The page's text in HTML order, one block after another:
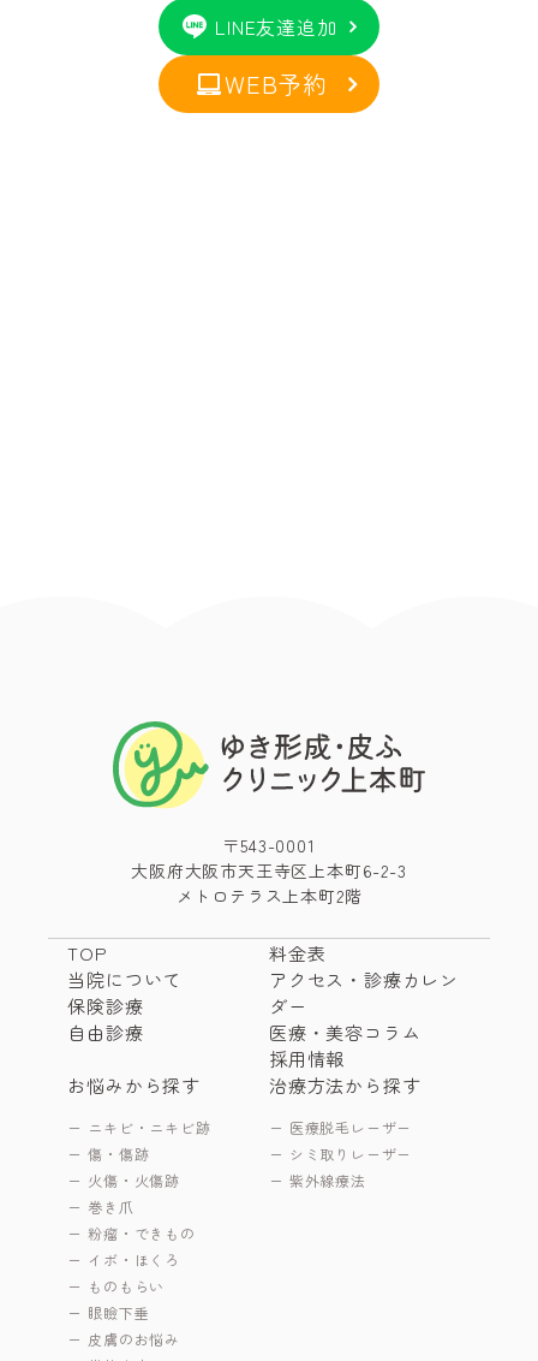
LINE友達追加
WEB予約
〒543-0001
大阪府大阪市天王寺区上本町6-2-3
メトロテラス上本町2階
TOP
当院について
保険診療
自由診療
料金表
アクセス・診療カレン
ダー
医療・美容コラム
採用情報
お悩みから探す
ニキビ・ニキビ跡
傷・傷跡
火傷・火傷跡
巻き爪
粉瘤・できもの
イボ・ほくろ
ものもらい
眼瞼下垂
皮膚のお悩み
治療方法から探す
医療脱毛レーザー
シミ取りレーザー
紫外線療法